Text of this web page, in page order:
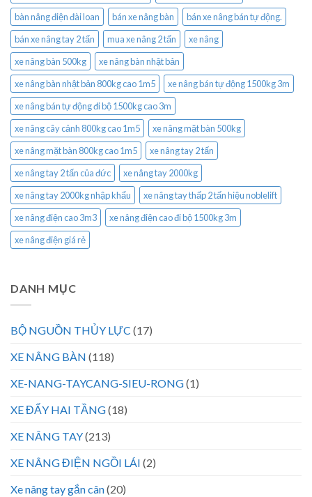
bàn nâng điện đài loan bán xe nâng bàn
bán xe nâng bán tự động.
bán xe nâng tay 2 tấn
mua xe nâng 2 tấn
xe nâng
xe nâng bàn 500kg
xe nâng bàn nhật bản
xe nâng bàn nhật bản 800kg cao 1m5
xe nâng bán tự động 1500kg 3m
xe nâng bán tự động đi bộ 1500kg cao 3m
xe nâng cây cảnh 800kg cao 1m5
xe nâng mặt bàn 500kg
xe nâng mặt bàn 800kg cao 1m5
xe nâng tay 2 tấn
xe nâng tay 2 tấn của đức
xe nâng tay 2000kg
xe nâng tay 2000kg nhập khẩu
xe nâng tay thấp 2 tấn hiệu noblelift
xe nâng điện cao 3m3
xe nâng điện cao đi bộ 1500kg 3m
xe nâng điện giá rẻ
DANH MỤC
BỘ NGUỒN THỦY LỰC (17)
XE NÂNG BÀN (118)
XE-NANG-TAYCANG-SIEU-RONG(1)
XE ĐẨY HAI TẦNG(18)
XE NÂNG TAY(213)
XE NÂNG ĐIỆN NGỒI LÁI (2)
Xe nâng tay gắn cân(20)